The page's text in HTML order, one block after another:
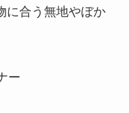
に合う無地やぼか
ー